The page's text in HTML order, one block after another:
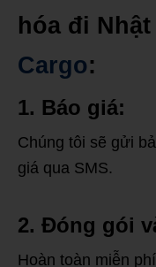
hóa đi
Cargo:
1. Báo giá:
Chúng tôi sẽ gửi
giá qua SMS.
2. Đóng gói
Hoàn toàn miễn